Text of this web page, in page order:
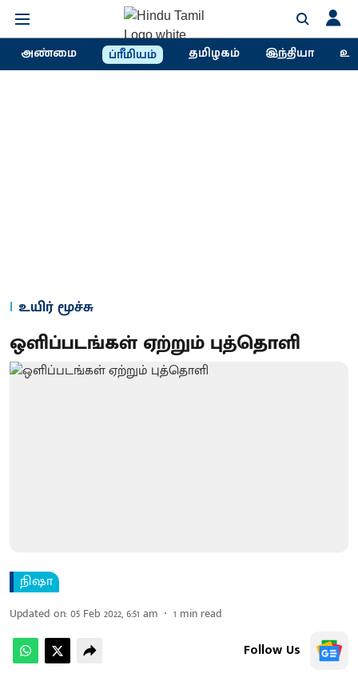
அண்மை ப்ரீமியம் தமிழகம் இந்தியா
உயிர் மூச்சு
ஒளிப்படங்கள் ஏற்றும் புத்தொளி
நிஷா
Updated on:05 Feb 2022, 6:51 am 1 min read
Follow Us